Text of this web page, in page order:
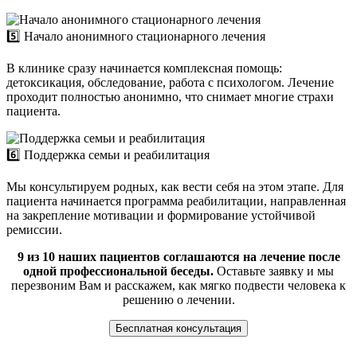
5️⃣ Начало анонимного стационарного лечения
В клинике сразу начинается комплексная помощь:
детоксикация, обследование, работа с психологом. Лечение
проходит полностью анонимно, что снимает многие страхи
пациента.
6️⃣ Поддержка семьи и реабилитация
Мы консультируем родных, как вести себя на этом этапе. Для
пациента начинается программа реабилитации, направленная
на закрепление мотивации и формирование устойчивой
ремиссии.
9 из 10 наших пациентов соглашаются на лечение после
одной профессиональной беседы. Оставьте заявку и мы
перезвоним Вам и расскажем, как мягко подвести человека к
решению о лечении.
Бесплатная консультация